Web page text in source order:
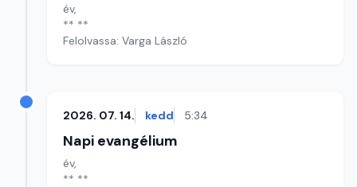
év,
** **
Felolvassa: Varga László
2026. 07. 14. kedd 5:34
Napi evangélium
év,
** **